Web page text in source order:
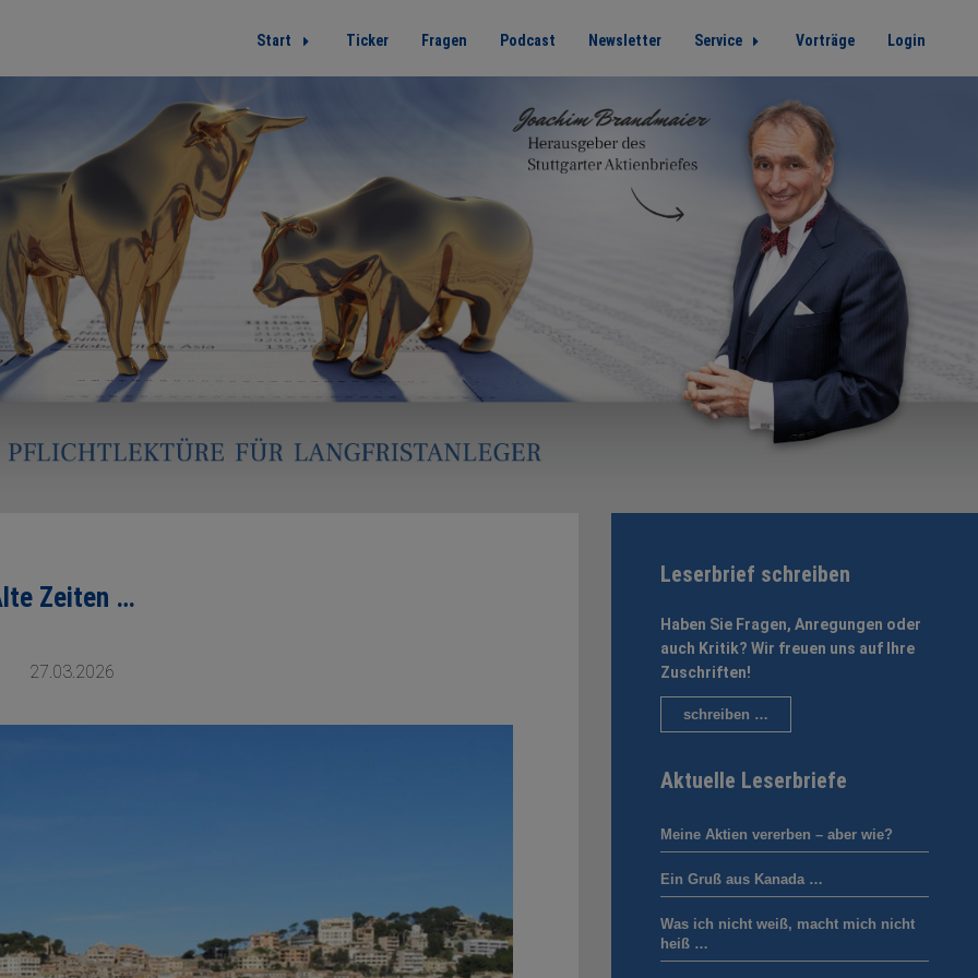
Start Ticker Fragen Podcast Newsletter Service Vorträge Login
Zeiten …
27.03.2026
Leserbrief schreiben
Haben Sie Fragen, Anregungen oder
auch Kritik? Wir freuen uns auf Ihre
Zuschriften!
schreiben …
Aktuelle Leserbriefe
Meine Aktien vererben – aber wie?
Ein Gruß aus Kanada …
Was ich nicht weiß, macht mich nicht
heiß …